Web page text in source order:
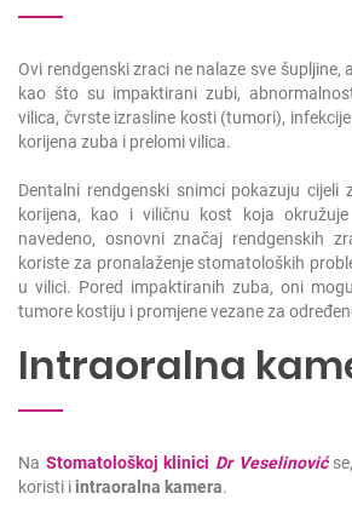
Ovi rendgenski zraci ne nalaze sve šupljine,
kao što su impaktirani zubi,
vilica, čvrste izrasline kosti (tumori),
korijena zuba i prelomi vilica.
Dentalni rendgenski snimci pokazuju cijeli
korijena, kao i viličnu kost koja
navedeno, osnovni značaj rendgenskih
koriste za pronalaženje stomatoloških
u vilici. Pored impaktiranih zuba, oni
tumore kostiju i promjene vezane za
Intraoralna
Na Stomatološkoj klinici Dr Veselinović
koristi i intraoralna kamera.